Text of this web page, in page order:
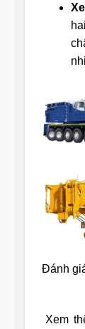
Đánh
Xem